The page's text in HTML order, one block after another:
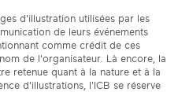
d'illustration utilisées par les
de leurs événements
comme crédit de ces
de l'organisateur. Là encore, la
retenue quant à la nature et à la
d'illustrations, l'ICB se réserve